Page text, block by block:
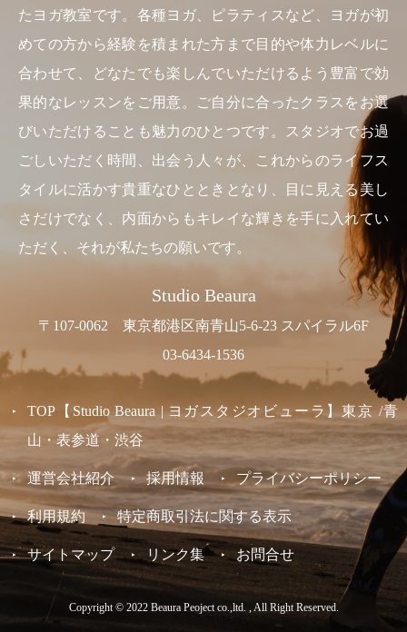
たヨガ教室です。各種ヨガ、ピラティスなど、ヨガが初
めての方から経験を積まれた方まで目的や体力レベルに
合わせて、どなたでも楽しんでいただけるよう豊富で効
果的なレッスンをご用意。ご自分に合ったクラスをお選
びいただけることも魅力のひとつです。スタジオでお過
ごしいただく時間、出会う人々が、これからのライフス
タイルに活かす貴重なひとときとなり、目に見える美し
さだけでなく、内面からもキレイな輝きを手に入れてい
ただく、それが私たちの願いです。
Studio Beaura
〒107-0062 東京都港区南青山5-6-23 スパイラル6F
03-6434-1536
TOP【Studio Beaura | ヨガスタジオビューラ】東京 /青
山・表参道・渋谷
運営会社紹介 採用情報 プライバシーポリシー
利用規約 特定商取引法に関する表示
サイトマップ リンク集 お問合せ
Copyright © 2022 Beaura Peoject co.,ltd. , All Right Reserved.